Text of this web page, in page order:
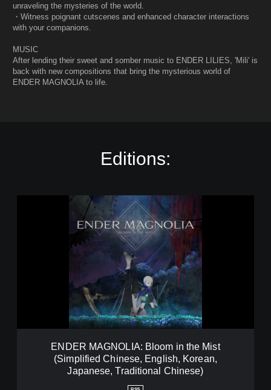
unraveling the mysteries of the world.
・Witness poignant cutscenes and enhanced character interactions
with your companions.
MUSIC
After lending their sweet and somber music to ENDER LILIES, 'Mili' is
back with new compositions that bring the mysterious world of
ENDER MAGNOLIA to life.
Editions:
I
ENDER MAGNOLIA: Bloom in the Mist
(Simplified Chinese, English, Korean,
Japanese, Traditional Chinese)